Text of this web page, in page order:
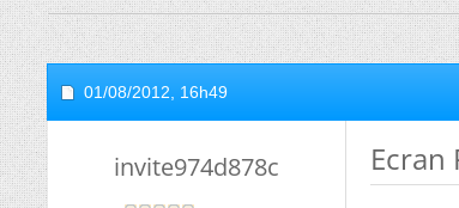
01/08/2012, 16h49
invite974d878c Ecran